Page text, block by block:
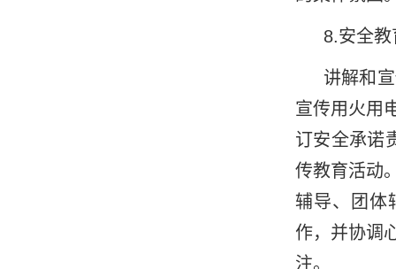
8.安全
讲解和
宣传用火用
订安全承诺
传教育活动
辅导、团体
作，并协调
注。